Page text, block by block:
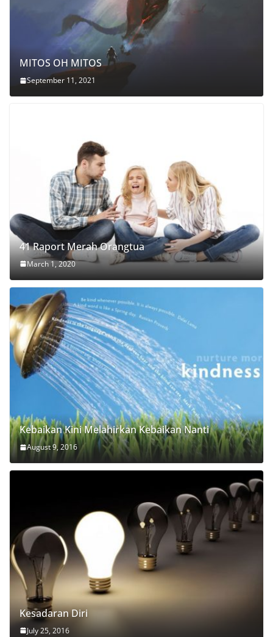
MITOS OH MITOS
September 11, 2021
41 Raport Merah Orangtua
March 1, 2020
Kebaikan Kini Melahirkan Kebaikan Nanti
August 9, 2016
Kesadaran Diri
July 25, 2016